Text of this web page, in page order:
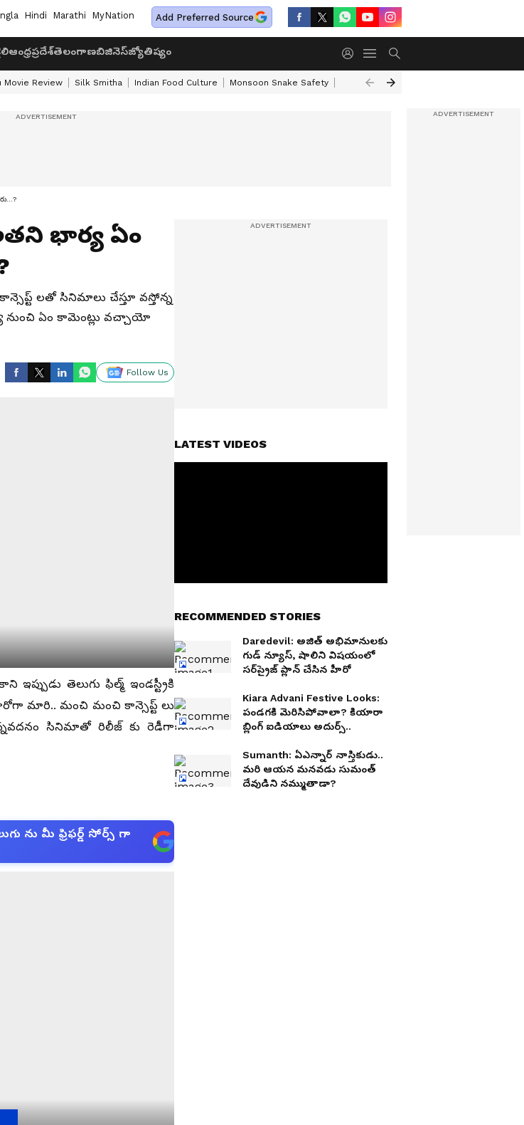
Hindi Marathi MyNation Add Preferred Source
ఆంధ్రప్రదేశ్తెలంగాణబిజినెస్జ్యోతిష్యం
Movie Review Silk Smitha Indian Food Culture Monsoon Snake Safety Akkineni Nageswara Rao
భార్య ఏం
లతో సినిమాలు చేస్తూ వస్తోన్న
ఏం కామెంట్లు వచ్చాయో
Follow Us
తెలుగు ఫిల్మ్ ఇండస్ట్రీకి
మారి.. మంచి మంచి కాన్సెప్ట్ లు
సినిమాతో రిలీజ్ కు రెడీగా
ను మీ ఫ్రిఫర్డ్ సోర్స్ గా
LATEST VIDEOS
RECOMMENDED STORIES
Daredevil: అజిత్ అభిమానులకు
గుడ్ న్యూస్, షాలిని విషయంలో
సర్‌ప్రైజ్‌ ప్లాన్ చేసిన హీరో
Kiara Advani Festive Looks:
పండగకి మెరిసిపోవాలా? కియారా
బ్లింగ్ ఐడియాలు అదుర్స్..
Sumanth: ఏఎన్నార్ నాస్తికుడు..
మరి ఆయన మనవడు సుమంత్
దేవుడిని నమ్ముతాడా?